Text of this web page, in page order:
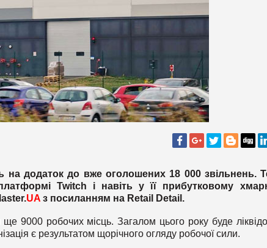
на додаток до вже оголошених 18 000 звільнень.
Twitch і навіть у її прибутковому
UA з посиланням на Retail Detail .
9000 робочих місць. Загалом цього року буде
є результатом щорічного огляду робочої сили.